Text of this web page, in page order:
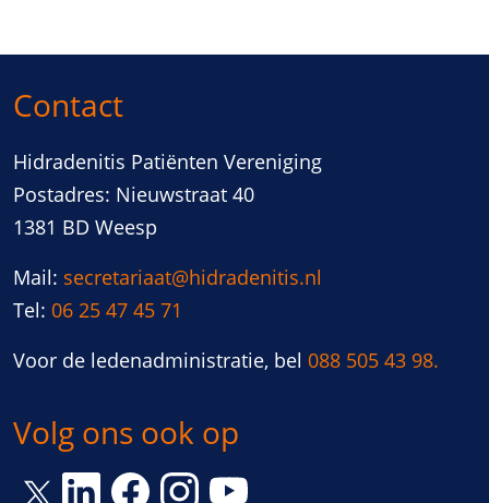
Contact
Hidradenitis Patiënten Vereniging
Postadres: Nieuwstraat 40
1381 BD Weesp
Mail: secretariaat@hidradenitis.nl
Tel: 06 25 47 45 71
Voor de ledenadministratie, bel 088 505 43 98.
Volg ons ook op
Link opent een nieuw venster
Link opent een nieuw venster
Link opent een nieuw venster
Link opent een nieuw venster
Link opent een nieuw